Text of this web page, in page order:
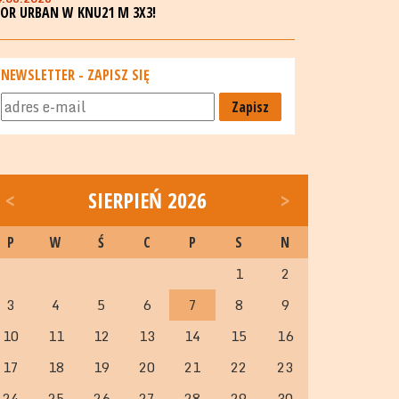
URBAN W KNU21 M 3X3!
NEWSLETTER - ZAPISZ SIĘ
Zapisz
< SIERPIEŃ 2026 >
P W Ś C P S N
1
2
3
4 5 6 7 8
9
10
11 12 13 14 15
16
17
18 19 20 21 22
23